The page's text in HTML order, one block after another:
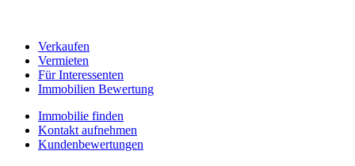
Verkaufen
Vermieten
Für Interessenten
Immobilien Bewertung
Immobilie finden
Kontakt aufnehmen
Kundenbewertungen